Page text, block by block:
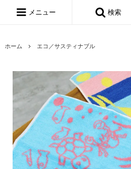
メニュー 検索
ホーム エコ／サスティナブル